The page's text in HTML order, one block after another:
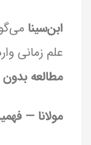
ابن‌سینا
علم زمانی
مطالعه
مولانا —